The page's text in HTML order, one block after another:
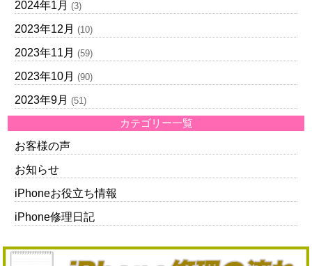
2024年1月 (3)
2023年12月 (10)
2023年11月 (59)
2023年10月 (90)
2023年9月 (51)
カテゴリー一覧
お客様の声
お知らせ
iPhoneお役立ち情報
iPhone修理日記